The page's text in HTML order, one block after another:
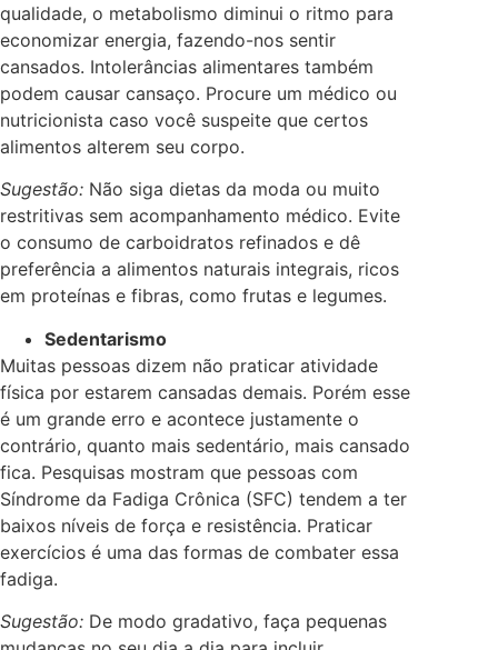
qualidade, o metabolismo diminui o ritmo para
economizar energia, fazendo-nos sentir
cansados. Intolerâncias alimentares também
podem causar cansaço. Procure um médico ou
nutricionista caso você suspeite que certos
alimentos alterem seu corpo.
Sugestão: Não siga dietas da moda ou muito
restritivas sem acompanhamento médico. Evite
o consumo de carboidratos refinados e dê
preferência a alimentos naturais integrais, ricos
em proteínas e fibras, como frutas e legumes.
Sedentarismo
Muitas pessoas dizem não praticar atividade
física por estarem cansadas demais. Porém esse
é um grande erro e acontece justamente o
contrário, quanto mais sedentário, mais cansado
fica. Pesquisas mostram que pessoas com
Síndrome da Fadiga Crônica (SFC) tendem a ter
baixos níveis de força e resistência. Praticar
exercícios é uma das formas de combater essa
fadiga.
Sugestão: De modo gradativo, faça pequenas